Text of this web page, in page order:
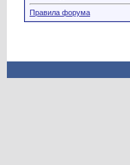
Правила форума